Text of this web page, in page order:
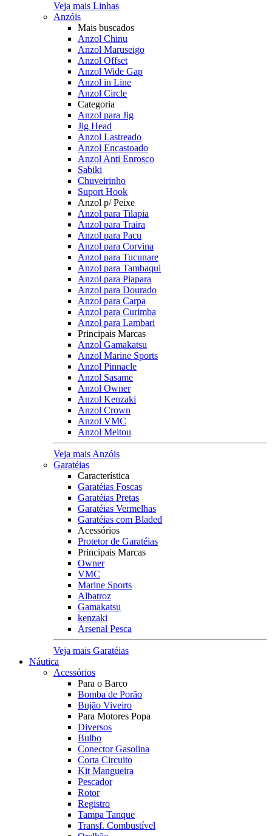
Veja mais Linhas
Anzóis
Mais buscados
Anzol Chinu
Anzol Maruseigo
Anzol Offset
Anzol Wide Gap
Anzol in Line
Anzol Circle
Categoria
Anzol para Jig
Jig Head
Anzol Lastreado
Anzol Encastoado
Anzol Anti Enrosco
Sabiki
Chuveirinho
Suport Hook
Anzol p/ Peixe
Anzol para Tilapia
Anzol para Traira
Anzol para Pacu
Anzol para Corvina
Anzol para Tucunare
Anzol para Tambaqui
Anzol para Piapara
Anzol para Dourado
Anzol para Carpa
Anzol para Curimba
Anzol para Lambari
Principais Marcas
Anzol Gamakatsu
Anzol Marine Sports
Anzol Pinnacle
Anzol Sasame
Anzol Owner
Anzol Kenzaki
Anzol Crown
Anzol VMC
Anzol Meitou
Veja mais Anzóis
Garatéias
Característica
Garatéias Foscas
Garatéias Pretas
Garatéias Vermelhas
Garatéias com Bladed
Acessórios
Protetor de Garatéias
Principais Marcas
Owner
VMC
Marine Sports
Albatroz
Gamakatsu
kenzaki
Arsenal Pesca
Veja mais Garatéias
Náutica
Acessórios
Para o Barco
Bomba de Porão
Bujão Viveiro
Para Motores Popa
Diversos
Bulbo
Conector Gasolina
Corta Circuito
Kit Mangueira
Pescador
Rotor
Registro
Tampa Tanque
Transf. Combustível